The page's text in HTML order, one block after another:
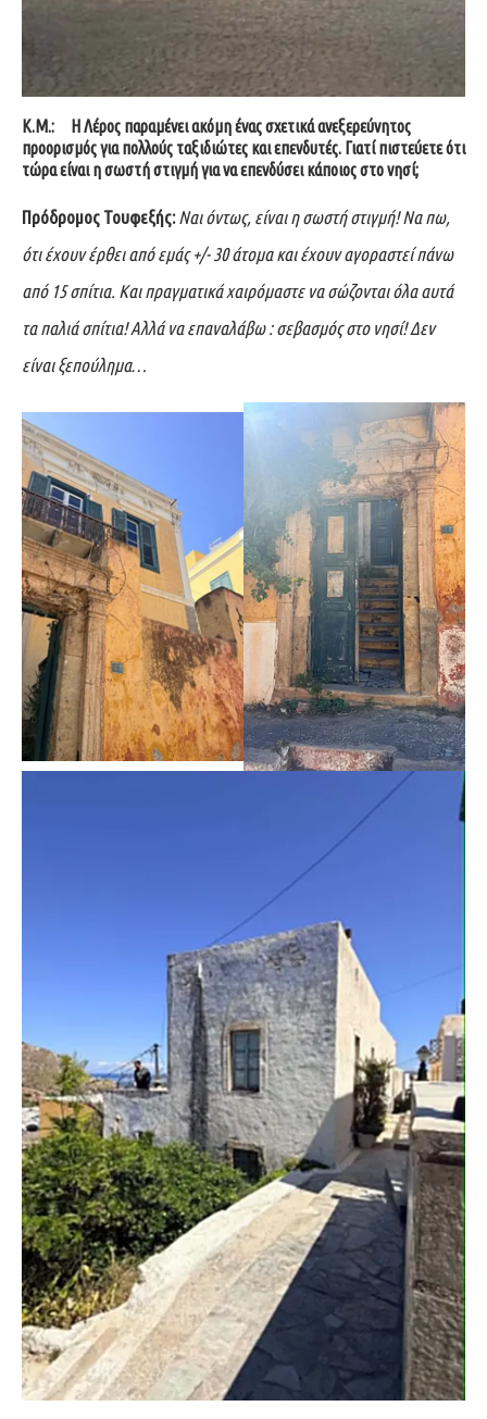
Κ.Μ.:
Η Λέρος παραμένει ακόμη ένας σχετικά ανεξερεύνητος
προορισμός για πολλούς ταξιδιώτες και επενδυτές. Γιατί πιστεύετε ότι
τώρα είναι η σωστή στιγμή για να επενδύσει κάποιος στο νησί;
Πρόδρομος Τουφεξής: Ναι όντως, είναι η σωστή στιγμή! Να πω,
ότι έχουν έρθει από εμάς +/- 30 άτομα και έχουν αγοραστεί πάνω
από 15 σπίτια. Και πραγματικά χαιρόμαστε να σώζονται όλα αυτά
τα παλιά σπίτια! Αλλά να επαναλάβω : σεβασμός στο νησί! Δεν
είναι ξεπούλημα…